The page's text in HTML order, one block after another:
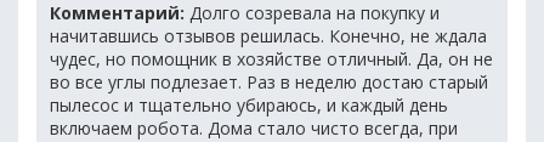
Комментарий: Долго созревала на покупку и
начитавшись отзывов решилась. Конечно, не ждала
чудес, но помощник в хозяйстве отличный. Да, он не
во все углы подлезает. Раз в неделю достаю старый
пылесос и тщательно убираюсь, и каждый день
включаем робота. Дома стало чисто всегда, при